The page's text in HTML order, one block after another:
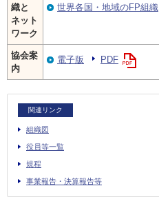
織と
ネット
ワーク
世界各国・地域のFP組織
協会案
内
電子版 PDF
関連リンク
組織図
役員等一覧
規程
事業報告・決算報告等